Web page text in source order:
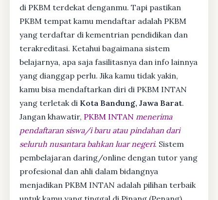
di PKBM terdekat denganmu. Tapi pastikan
PKBM tempat kamu mendaftar adalah PKBM
yang terdaftar di kementrian pendidikan dan
terakreditasi. Ketahui bagaimana sistem
belajarnya, apa saja fasilitasnya dan info lainnya
yang dianggap perlu. Jika kamu tidak yakin,
kamu bisa mendaftarkan diri di PKBM INTAN
yang terletak di Kota Bandung, Jawa Barat.
Jangan khawatir, PKBM INTAN menerima
pendaftaran siswa/i baru atau pindahan dari
seluruh nusantara bahkan luar negeri. Sistem
pembelajaran daring/online dengan tutor yang
profesional dan ahli dalam bidangnya
menjadikan PKBM INTAN adalah pilihan terbaik